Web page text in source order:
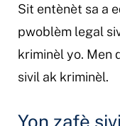
Sit entènèt sa a
pwoblèm legal
kriminèl yo. Men
sivil ak kriminèl.
Yon zafè